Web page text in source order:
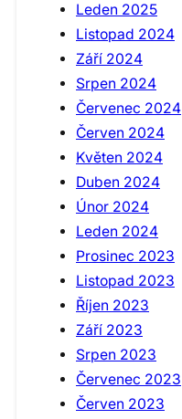
Leden 2025
Listopad 2024
Září 2024
Srpen 2024
Červenec 2024
Červen 2024
Květen 2024
Duben 2024
Únor 2024
Leden 2024
Prosinec 2023
Listopad 2023
Říjen 2023
Září 2023
Srpen 2023
Červenec 2023
Červen 2023